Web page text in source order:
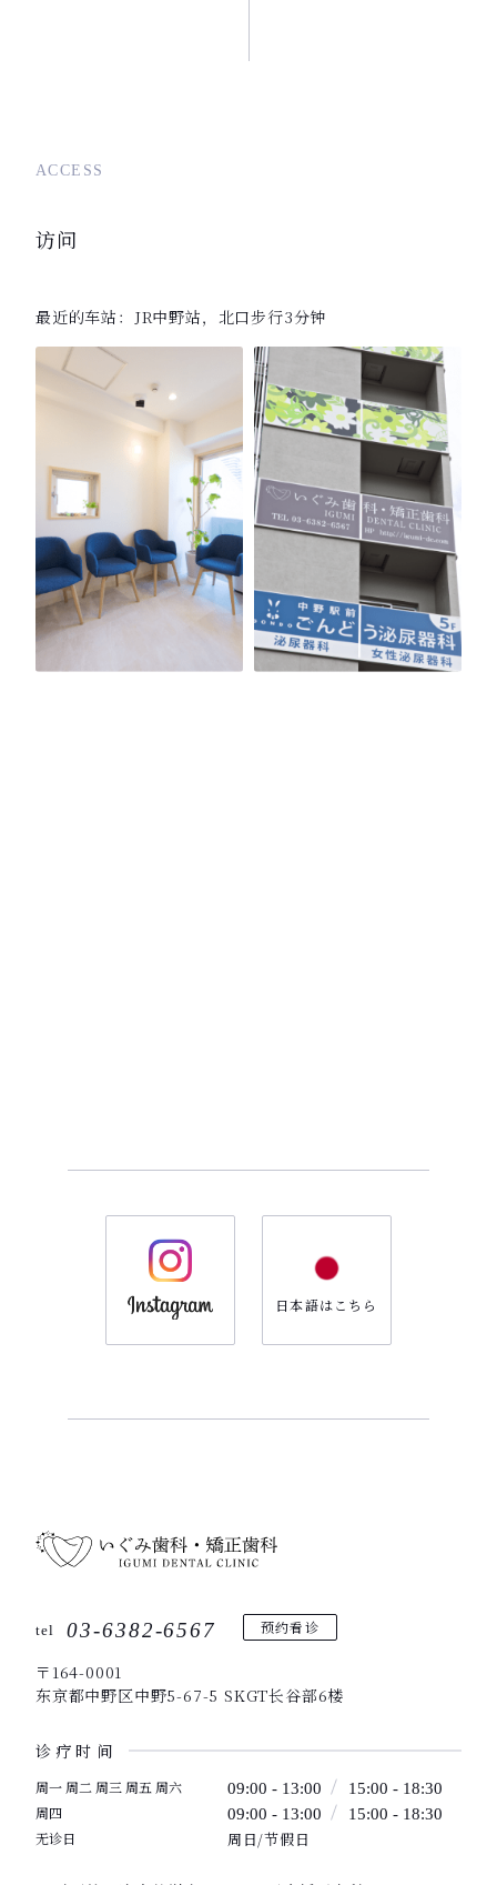
ACCESS
访问
最近的车站：JR中野站，北口步行3分钟
日本語はこちら
tel 03-6382-6567 预约看诊
〒164-0001
东京都中野区中野5-67-5 SKGT长谷部6楼
诊疗时间
周一 周二 周三 周五 周六 09:00 - 13:00 15:00 - 18:30
周四 09:00 - 13:00 15:00 - 18:30
无诊日 周日/节假日